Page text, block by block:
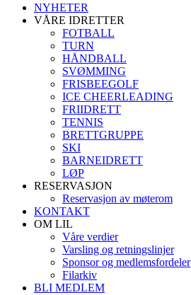
NYHETER
VÅRE IDRETTER
FOTBALL
TURN
HÅNDBALL
SVØMMING
FRISBEEGOLF
ICE CHEERLEADING
FRIIDRETT
TENNIS
BRETTGRUPPE
SKI
BARNEIDRETT
LØP
RESERVASJON
Reservasjon av møterom
KONTAKT
OM LIL
Våre verdier
Varsling og retningslinjer
Sponsor og medlemsfordeler
Filarkiv
BLI MEDLEM